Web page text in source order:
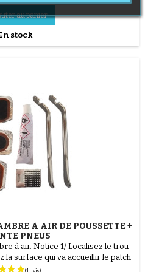
(2 avis)
au panier
stock
À AIR DE POUSSETTE +
PNEUS
à air. Notice 1/ Localisez le trou
la surface qui va accueillir le patch
nettoyez et séchez la